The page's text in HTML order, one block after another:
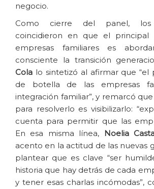
negocio.
Como cierre del panel, los
coincidieron en que el principal
empresas familiares es
consciente la transición
Cola lo sintetizó al afirmar que “el
de botella de las empresas
integración familiar”, y remarcó
para resolverlo es visibilizarlo:
cuenta para permitir que las
En esa misma línea, Noelia
acento en la actitud de las nuevas
plantear que es clave “ser
historia que hay detrás de cada
y tener esas charlas incómodas”,